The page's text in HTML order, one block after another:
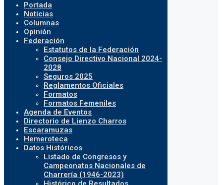
Portada
Noticias
Columnas
Opinión
Federación
Estatutos de la Federación
Consejo Directivo Nacional 2024-
2028
Seguros 2025
Reglamentos Oficiales
Formatos
Formatos Femeniles
Agenda de Eventos
Directorio de Lienzo Charros
Escaramuzas
Hemeroteca
Datos Históricos
Listado de Congresos y
Campeonatos Nacionales de
Charrería (1946-2023)